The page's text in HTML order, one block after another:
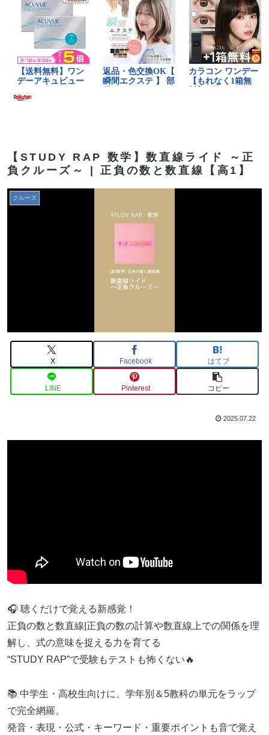
【STUDY RAP 数学】数直線ライド ～正
負クルーズ～ | 正負の数と数直線【高1】
クルーズ
X Facebook はてブ
LINE Pinterest コピー
2025.07.22
🎧 聴くだけで覚える新感覚！
正負の数と数直線|正負の数の計算や数直線上での関係を理
解し、式の意味を捉える力を育てる
“STUDY RAP”で受験もテストも怖くない🔥
📚 中学生・高校生向けに、学年別＆5教科の単元をラップ
で完全網羅。
発音・表現・公式・キーワード・重要ポイントも音で覚え